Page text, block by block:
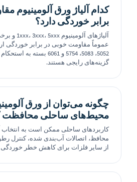
کدام آلیاژ ورق آلومینیوم
برابر خوردگی دارد؟
عموماً مقاومت خوبی در برابر خوردگی
5052، 5083، 5754 و 6061
گزینه‌های رایجی هستند.
چگونه می‌توان از ورق
محیط‌های ساحلی محافظت
کاربردهای ساحلی ممکن است به
محافظ، اتصالات آب‌بندی شده، کنترل
از سایر فلزات برای کاهش خطر خوردگی